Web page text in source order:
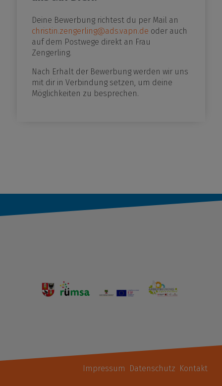
Deine Bewerbung richtest du per Mail an
christin.zengerling@ads.vapn.de oder auch
auf dem Postwege direkt an Frau
Zengerling.
Nach Erhalt der Bewerbung werden wir uns
mit dir in Verbindung setzen, um deine
Möglichkeiten zu besprechen.
Impressum Datenschutz Kontakt